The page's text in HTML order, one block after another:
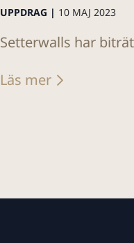
UPPDRAG | 10 MAJ 2023
Setterwalls har
Läs mer